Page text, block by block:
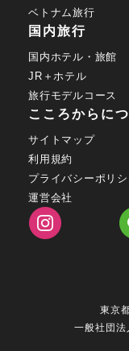
ベトナム旅行
国内旅行
国内ホテル・旅館
JR＋ホテル
旅行モデルコース
こころからに
サイトマップ
利用規約
プライバシーポリシ
運営会社
東京
一般社団法